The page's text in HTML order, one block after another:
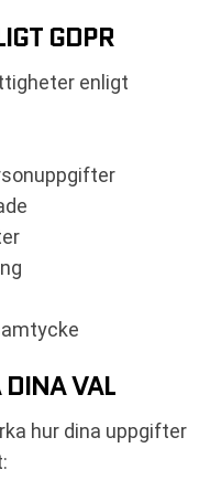
GDPR
enligt
VAL
hur dina uppgifter